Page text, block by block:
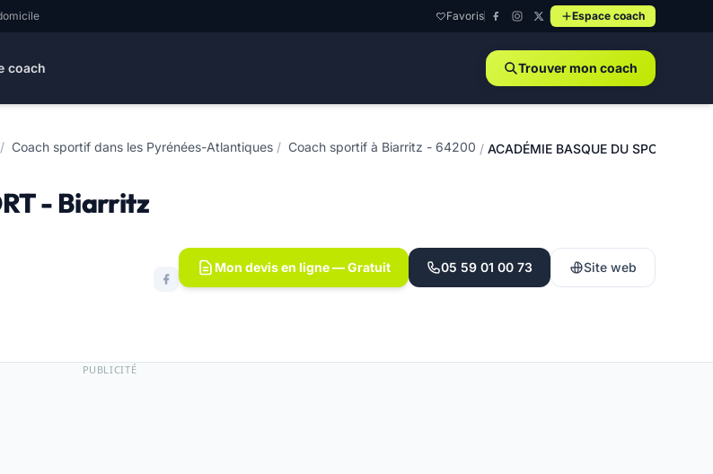
Favoris Espace coach
coach Trouver mon coach
/ Coach sportif dans les Pyrénées-Atlantiques / Coach sportif à Biarritz - 64200 / ACADÉMIE BASQUE DU SPORT -
- Biarritz
Mon devis en ligne — Gratuit 05 59 01 00 73 Site web
PUBLICITÉ